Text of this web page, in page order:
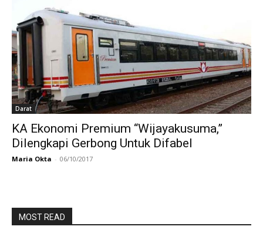
Darat
KA Ekonomi Premium “Wijayakusuma,”
Dilengkapi Gerbong Untuk Difabel
Maria Okta - 06/10/2017
MOST READ